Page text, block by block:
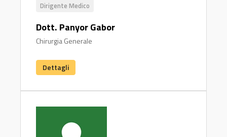
Dirigente Medico
Dott. Panyor Gabor
Chirurgia Generale
Dettagli